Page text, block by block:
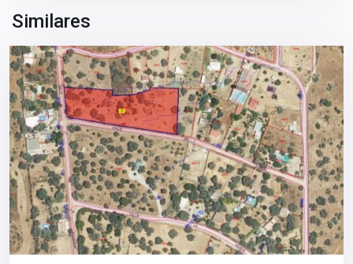
Similares
Sevilla
provincia